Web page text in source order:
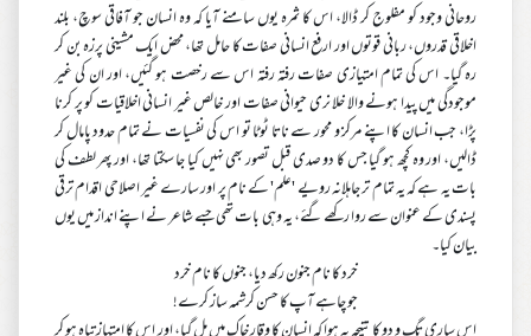
روحانی وجود کو مفلوج کر ڈالا، اس کا ثمرہ یوں سامنے آیا کہ وہ انسان جو آفاقی سوچ، بلند
اخلاقی قدروں، ربانی قوتوں اور ارفع انسانی صفات کا حامل تھا، محض ایک مشینی پرزہ بن کر
رہ گیا۔ اس کی تمام امتیازی صفات رفتہ رفتہ اس سے رخصت ہو گئیں، اور ان کی غیر
موجودگی میں پیدا ہونے والا خلا نری حیوانی صفات اور خالص غیر انسانی اخلاقیات کو پر کرنا
پڑا، جب انسان کا اپنے مرکز و محور سے ناتا ٹوٹا تو اس کی نفسیات نے تمام حدود پامال کر
ڈالیں، اور وہ کچھ ہو گیا جس کا دو صدی قبل تصور بھی نہیں کیا جا سکتا تھا، اور پھر لطف کی
بات یہ ہے کہ یہ تمام تر جاہلانہ رویے 'علم' کے نام پر اور سارے غیر اصلاحی اقدام ترقی
پسندی کے عنوان سے روا رکھے گئے، یہ وہی بات تھی جسے شاعر نے اپنے انداز میں یوں
بیان کیا۔
خرد کا نام جنون رکھ دیا، جنوں کا نام خرد
جو چاہے آپ کا حسن کرشمہ ساز کرے!